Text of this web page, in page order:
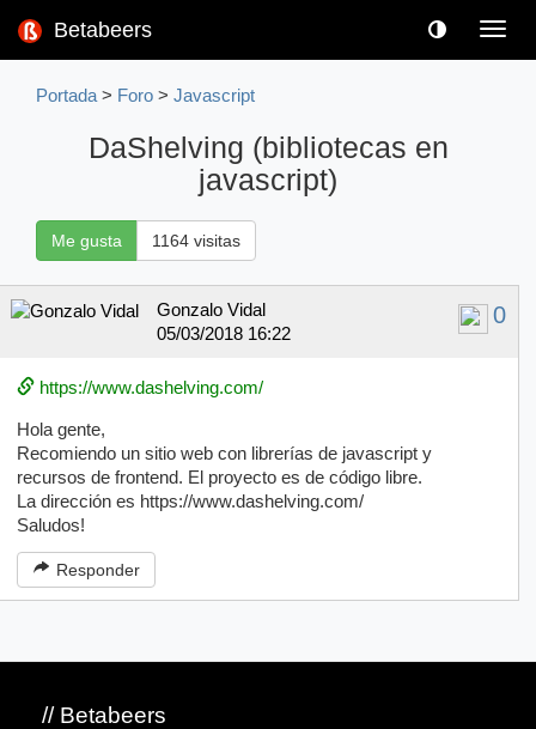
Betabeers
Portada > Foro > Javascript
DaShelving (bibliotecas en
javascript)
Me gusta 1164 visitas
0
Gonzalo Vidal
05/03/2018 16:22
https://www.dashelving.com/
Hola gente,
Recomiendo un sitio web con librerías de javascript y
recursos de frontend. El proyecto es de código libre.
La dirección es https://www.dashelving.com/
Saludos!
Responder
// Betabeers